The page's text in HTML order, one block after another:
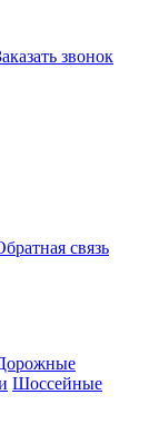
звонок
связь
Шоссейные